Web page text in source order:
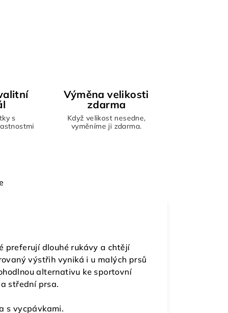
s
Výměna velikosti
zdarma
Když velikost nesedne,
vyměníme ji zdarma.
preferují dlouhé rukávy a chtějí
výstřih vyniká i u malých prsů
alternativu ke sportovní
střední prsa.
s vycpávkami.